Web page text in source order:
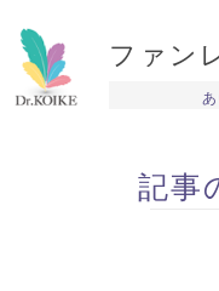
ファン
記事